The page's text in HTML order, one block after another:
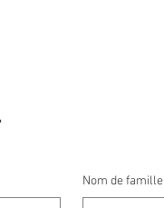
Nom de famille